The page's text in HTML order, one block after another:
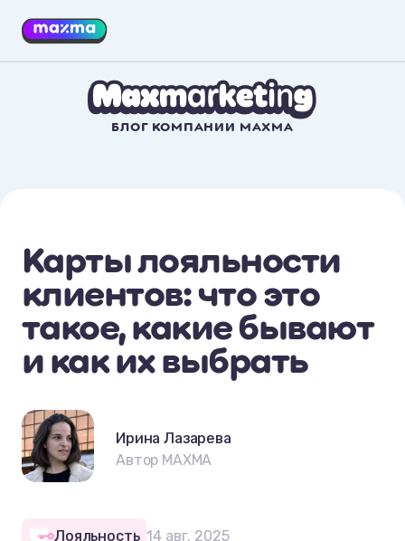
БЛОГ КОМПАНИИ MAXMA
Карты лояльности
клиентов: что это
такое, какие бывают
и как их выбрать
Ирина Лазарева
Автор MAXMA
Лояльность 14 авг. 2025